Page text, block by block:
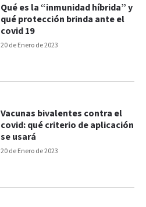
20 de Enero de 2023
Qué es la “inmunidad híbrida” y
qué protección brinda ante el
covid 19
20 de Enero de 2023
Vacunas bivalentes contra el
covid: qué criterio de aplicación
se usará